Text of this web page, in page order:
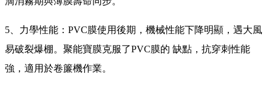
5、力學性能：PVC膜使用後期，機械性能下降明顯，遇大風
易破裂爆棚。聚能寶膜克服了PVC膜的 缺點，抗穿刺性能
強，適用於卷簾機作業。